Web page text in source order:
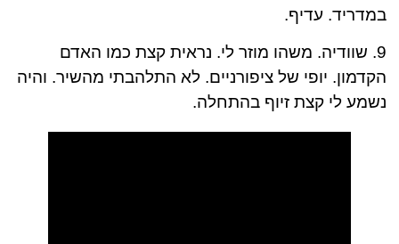
במדריד. עדיף.
9. שוודיה. משהו מוזר לי. נראית קצת כמו האדם
הקדמון. יופי של ציפורניים. לא התלהבתי מהשיר. והיה
נשמע לי קצת זיוף בהתחלה.